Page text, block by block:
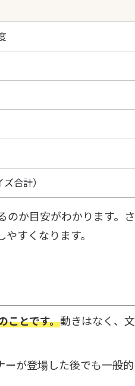
合計）
のか目安がわかります。さ
すくなります。
ことです。動きはなく、文
ーが登場した後でも一般的